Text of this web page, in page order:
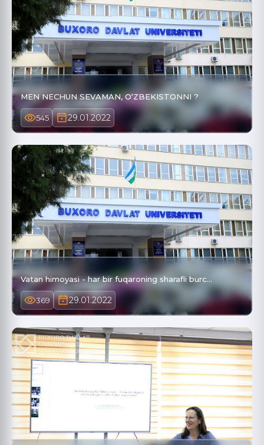
MEN NECHUN SEVAMAN, O‘ZBEKISTONNI ?
545 29.01.2022
Vatan himoyasi - har bir fuqaroning sharafli burc…
369 29.01.2022